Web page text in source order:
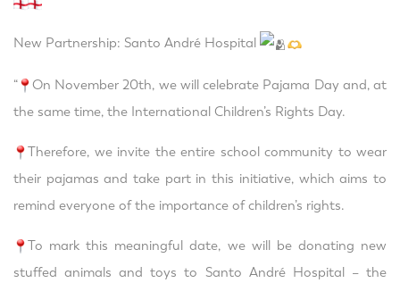
New Partnership: Santo André Hospital
“
On November 20th, we will celebrate Pajama Day and, at
the same time, the International Children’s Rights Day.
Therefore, we invite the entire school community to wear
their pajamas and take part in this initiative, which aims to
remind everyone of the importance of children’s rights.
To mark this meaningful date, we will be donating new
stuffed animals and toys to Santo André Hospital – the